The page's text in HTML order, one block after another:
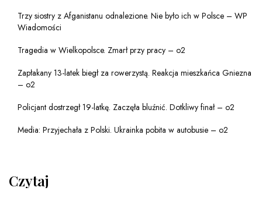
Trzy siostry z Afganistanu odnalezione. Nie było ich w Polsce – WP
Wiadomości
Tragedia w Wielkopolsce. Zmarł przy pracy – o2
Zapłakany 13-latek biegł za rowerzystą. Reakcja mieszkańca Gniezna
– o2
Policjant dostrzegł 19-latkę. Zaczęła bluźnić. Dotkliwy finał – o2
Media: Przyjechała z Polski. Ukrainka pobita w autobusie – o2
Czytaj